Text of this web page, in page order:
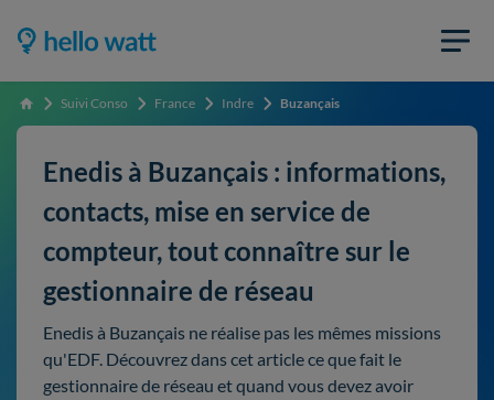
Accueil Suivi Conso France Indre Buzançais
Enedis à Buzançais : informations,
contacts, mise en service de
compteur, tout connaître sur le
gestionnaire de réseau
Enedis à Buzançais ne réalise pas les mêmes missions
qu'EDF. Découvrez dans cet article ce que fait le
gestionnaire de réseau et quand vous devez avoir